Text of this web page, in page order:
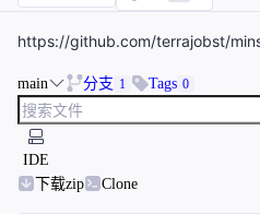
https://github.com/terrajobst/
main 分支 1 Tags 0
IDE
下载zip
Clone